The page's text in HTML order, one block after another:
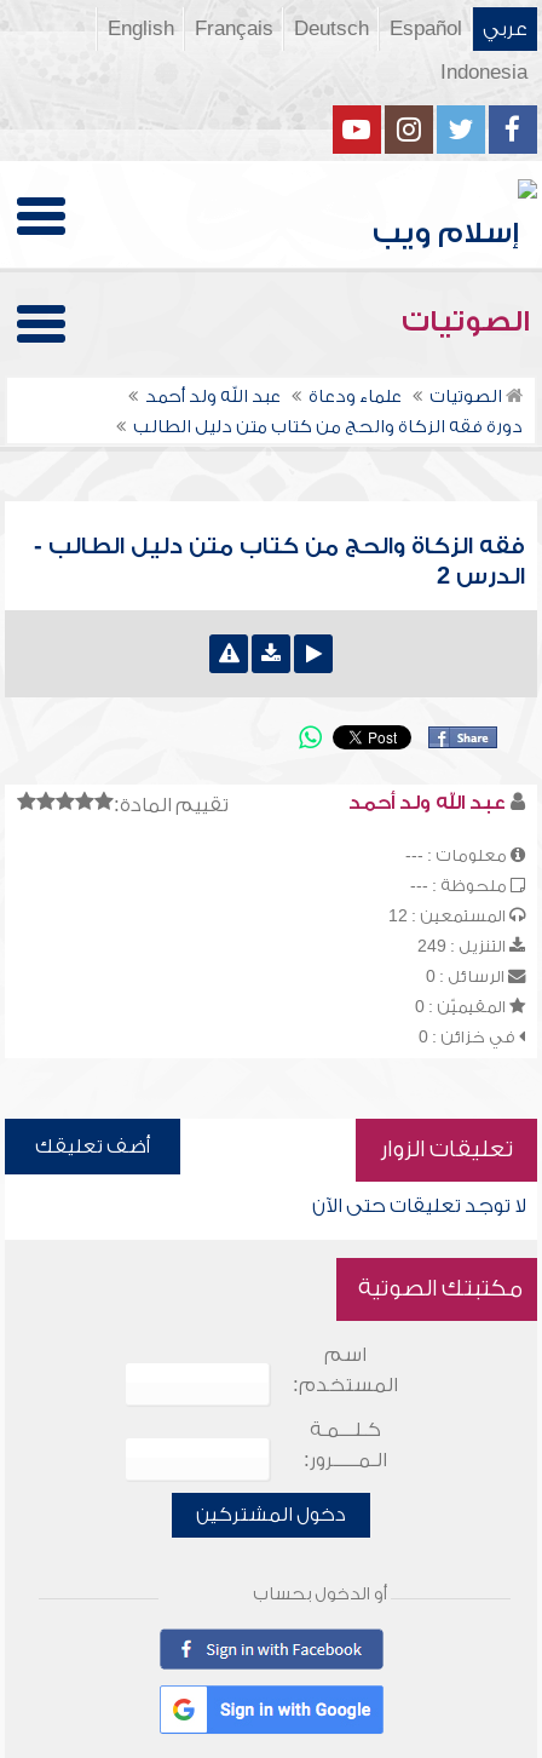
عربي Español
Deutsch
Français
English
Indonesia
الصوتيات
الصوتيات علماء ودعاة
عبد الله ولد أحمد
دورة فقه الزكاة والحج من كتاب متن دليل الطالب
فقه الزكاة والحج من كتاب متن دليل الطالب -
الدرس 2
تقييم المادة: عبد الله ولد أحمد
معلومات : ---
ملحوظة : ---
المستمعين : 12
التنزيل : 249
الرسائل : 0
المقيميّن : 0
في خزائن : 0
تعليقات الزوار أضف تعليقك
لا توجد تعليقات حتى الآن
مكتبتك الصوتية
اسم
المستخدم:
كـلـــمـة
الـمـــــرور:
دخول المشتركين
أو الدخول بحساب